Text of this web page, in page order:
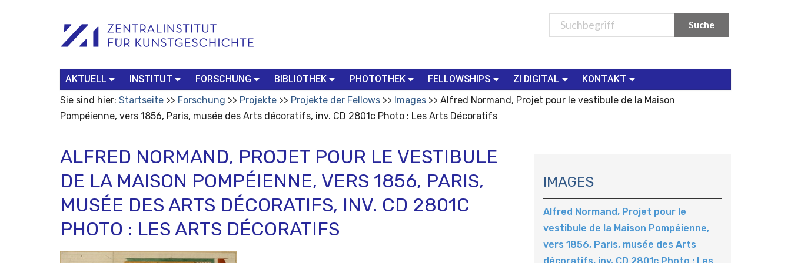
Werkzeuge
Search…
AKTUELL INSTITUT FORSCHUNG BIBLIOTHEK PHOTOTHEK FELLOWSHIPS ZI DIGITAL
KONTAKT
Sie sind hier: Startseite Forschung Projekte Projekte der Fellows Images
Alfred Normand, Projet pour le vestibule de la Maison
Pompéienne, vers 1856, Paris, musée des Arts décoratifs, inv. CD 2801c Photo : Les Arts Décoratifs
ALFRED NORMAND, PROJET POUR LE VESTIBULE
DE LA MAISON POMPÉIENNE, VERS 1856, PARIS,
MUSÉE DES ARTS DÉCORATIFS, INV. CD 2801C
PHOTO : LES ARTS DÉCORATIFS
A
V
I
A
T
IMAGES
Alfred Normand, Projet pour le
vestibule de la Maison Pompéienne,
vers 1856, Paris, musée des Arts
décoratifs, inv. CD 2801c Photo : Les